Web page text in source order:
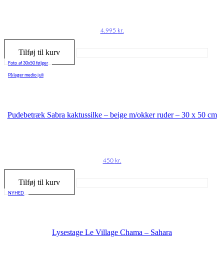
4.995 kr.
Tilføj til kurv
Foto af 30x50 følger
På lager medio juli
Pudebetræk Sabra kaktussilke – beige m/okker ruder – 30 x 50 cm
450 kr.
Tilføj til kurv
NYHED
Lysestage Le Village Chama – Sahara